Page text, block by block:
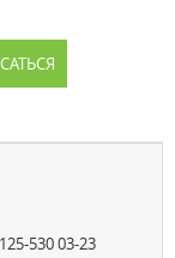
530 03-23